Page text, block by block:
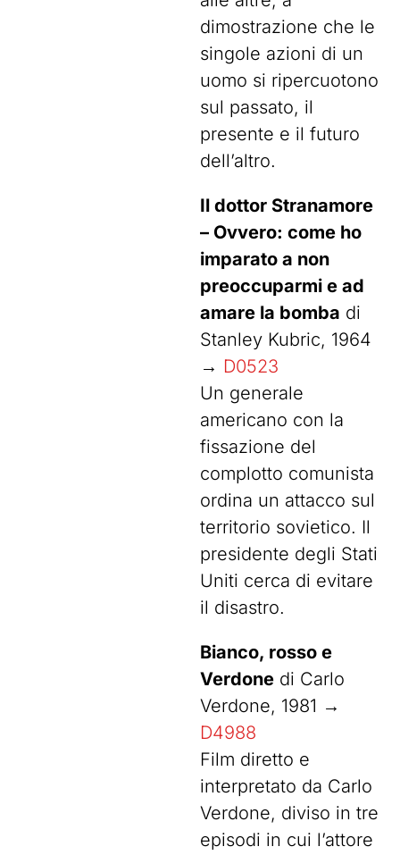
dimostrazione che le
singole azioni di un
uomo si ripercuotono
sul passato, il
presente e il futuro
dell’altro.
Il dottor Stranamore
– Ovvero: come ho
imparato a non
preoccuparmi e ad
amare la bomba di
Stanley Kubric, 1964
→ D0523
Un generale
americano con la
fissazione del
complotto comunista
ordina un attacco sul
territorio sovietico. Il
presidente degli Stati
Uniti cerca di evitare
il disastro.
Bianco, rosso e
Verdone di Carlo
Verdone, 1981 →
D4988
Film diretto e
interpretato da Carlo
Verdone, diviso in tre
episodi in cui l’attore